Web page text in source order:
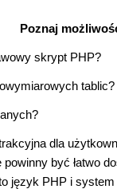
Poznaj
skrypt PHP?
tablic?
dla
być łatwo
język PHP i